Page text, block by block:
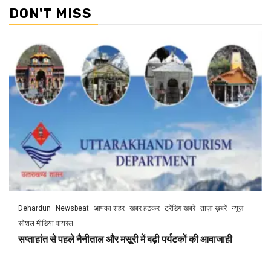
DON'T MISS
Dehardun Newsbeat आपका शहर खबर हटकर ट्रेंडिंग खबरें ताज़ा ख़बरें न्यूज़
सोशल मीडिया वायरल
सप्ताहांत से पहले नैनीताल और मसूरी में बढ़ी पर्यटकों की आवाजाही